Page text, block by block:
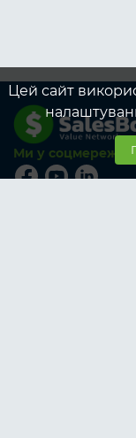
Ми у соцмережах
Цей сайт